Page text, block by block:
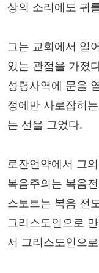
상의 소리에도 귀
그는 교회에서 일
있는 관점을 가졌
성령사역에 문을
정에만 사로잡히
는 선을 그었다.
로잔언약에서 그
복음주의는 복음
스토트는 복음 전
그리스도인으로
서 그리스도인으